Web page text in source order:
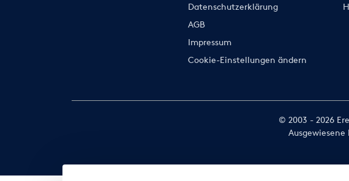
Datenschutzerklärung
AGB
Impressum
Cookie-Einstellungen ändern
© 2003 - 2026